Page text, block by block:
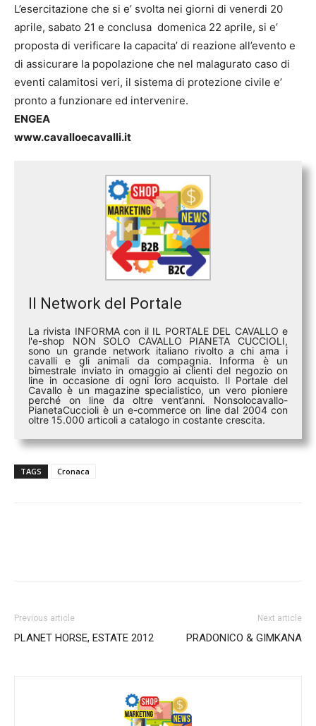
L’esercitazione che si e’ svolta nei giorni di venerdi 20
aprile, sabato 21 e conclusa domenica 22 aprile, si e’
proposta di verificare la capacita’ di reazione all’evento e
di assicurare la popolazione che nel malagurato caso di
eventi calamitosi veri, il sistema di protezione civile e’
pronto a funzionare ed intervenire.
ENGEA
www.cavalloecavalli.it
Il Network del Portale
La rivista INFORMA con il IL PORTALE DEL CAVALLO e
l'e-shop NON SOLO CAVALLO PIANETA CUCCIOLI,
sono un grande network italiano rivolto a chi ama i
cavalli e gli animali da compagnia. Informa è un
bimestrale inviato in omaggio ai clienti del negozio on
line in occasione di ogni loro acquisto. Il Portale del
Cavallo è un magazine specialistico, un vero pioniere
perché on line da oltre vent’anni. Nonsolocavallo-
PianetaCuccioli è un e-commerce on line dal 2004 con
oltre 15.000 articoli a catalogo in costante crescita.
TAGS Cronaca
Previous article
PLANET HORSE, ESTATE 2012
Next article
PRADONICO & GIMKANA